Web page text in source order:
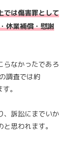
では傷害罪として
休業補償・慰謝
らなかったであろ
調査では約
。
、訴訟にまでいか
思われます。